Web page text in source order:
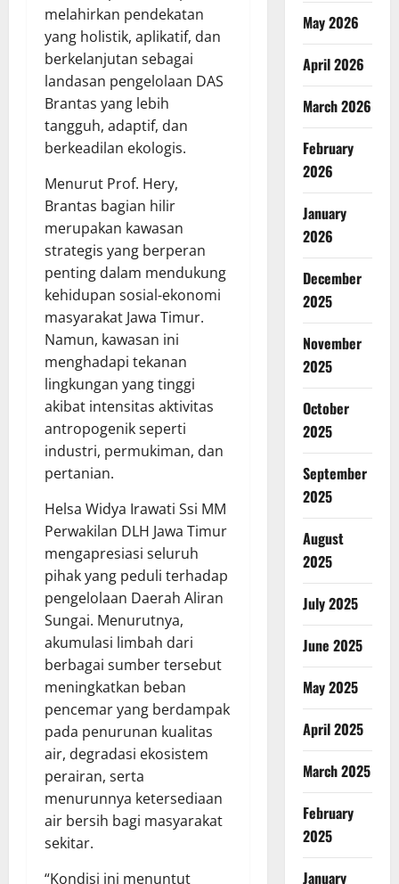
melahirkan pendekatan
yang holistik, aplikatif, dan
berkelanjutan sebagai
landasan pengelolaan DAS
Brantas yang lebih
tangguh, adaptif, dan
berkeadilan ekologis.
Menurut Prof. Hery,
Brantas bagian hilir
merupakan kawasan
strategis yang berperan
penting dalam mendukung
kehidupan sosial-ekonomi
masyarakat Jawa Timur.
Namun, kawasan ini
menghadapi tekanan
lingkungan yang tinggi
akibat intensitas aktivitas
antropogenik seperti
industri, permukiman, dan
pertanian.
Helsa Widya Irawati Ssi MM
Perwakilan DLH Jawa Timur
mengapresiasi seluruh
pihak yang peduli terhadap
pengelolaan Daerah Aliran
Sungai. Menurutnya,
akumulasi limbah dari
berbagai sumber tersebut
meningkatkan beban
pencemar yang berdampak
pada penurunan kualitas
air, degradasi ekosistem
perairan, serta
menurunnya ketersediaan
air bersih bagi masyarakat
sekitar.
“Kondisi ini menuntut
May 2026
April 2026
March 2026
February
2026
January
2026
December
2025
November
2025
October
2025
September
2025
August
2025
July 2025
June 2025
May 2025
April 2025
March 2025
February
2025
January